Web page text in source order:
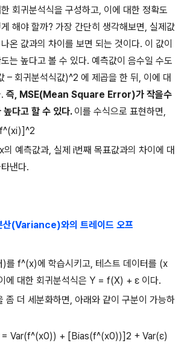
회귀분석식을 구성하고, 이에 대한 정확도
해야 할까? 가장 간단히 생각해보면, 실제값
온 값과의 차이를 보면 되는 것이다. 이 값이
는 높다고 볼 수 있다. 예측값이 음수일 수도
– 회귀분석식값)^2 에 제곱을 한 뒤 , 이에 대
. 즉, MSE(Mean Square Error)가 작을수
높다고 할 수 있다. 이를 수식으로 표현하면,
f^(xi)]^2
x의 예측값과, 실제 i번째 목표값과의 차이에 대
낸다.
산(Variance)와의 트레이드 오프
)를 f^(x)에 학습시키고, 테스트 데이터를 (x
에 대한 회귀분석식은 Y = f(X) + ε 이다.
좀 더 세분화하면, 아래와 같이 구분이 가능하
Var(f^(x0)) + [Bias(f^(x0))]2 + Var(ε)